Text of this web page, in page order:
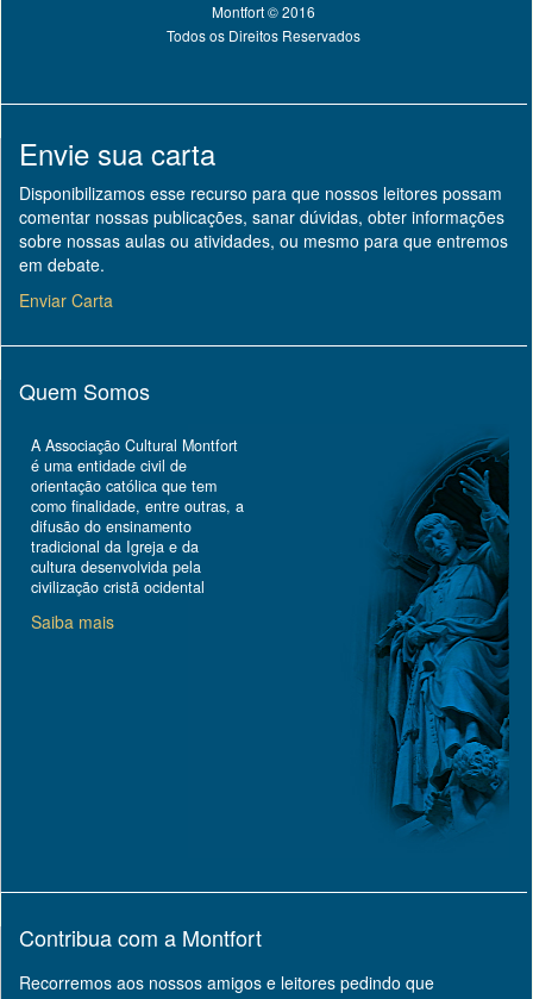
Montfort © 2016
Todos os Direitos Reservados
Envie sua carta
Disponibilizamos esse recurso para que nossos leitores possam
comentar nossas publicações, sanar dúvidas, obter informações
sobre nossas aulas ou atividades, ou mesmo para que entremos
em debate.
Enviar Carta
Quem Somos
A Associação Cultural Montfort
é uma entidade civil de
orientação católica que tem
como finalidade, entre outras, a
difusão do ensinamento
tradicional da Igreja e da
cultura desenvolvida pela
civilização cristã ocidental
Saiba mais
Contribua com a Montfort
Recorremos aos nossos amigos e leitores pedindo que